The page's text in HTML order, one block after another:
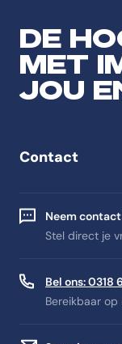
DE
MET
JOU
Contact
Neem
Stel direct je
Bel ons: 0318
Bereikbaar